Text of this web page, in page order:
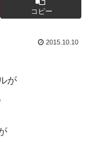
コピー
2015.10.10
が